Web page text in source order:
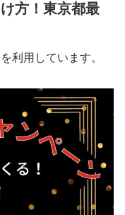
方！東京都最
利用しています。